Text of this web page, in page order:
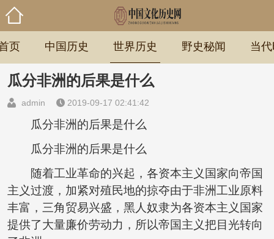
页 中国历史 世界历史 野史秘闻 当
瓜分非洲的后果是什么
admin 2019-09-17 02:41:42
瓜分非洲的后果是什么
瓜分非洲的后果是什么
随着工业革命的兴起，各资本主义国家向帝国
主义过渡，加紧对殖民地的掠夺由于非洲工业原料
丰富，三角贸易兴盛，黑人奴隶为各资本主义国家
提供了大量廉价劳动力，所以帝国主义把目光转向